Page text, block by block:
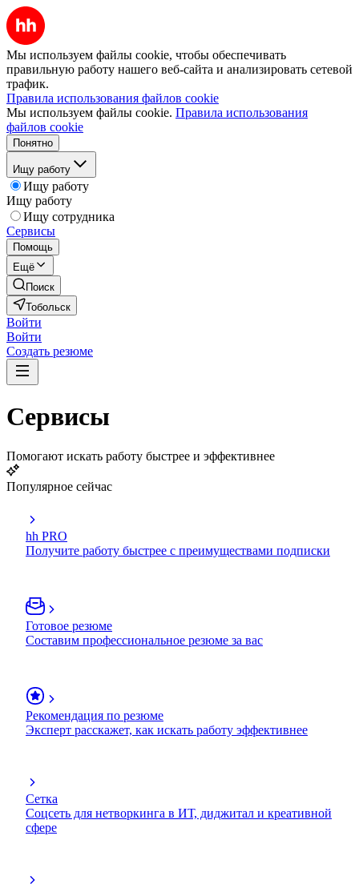
Мы используем файлы cookie, чтобы обеспечивать
правильную работу нашего веб-сайта и анализировать сетевой
трафик.
Правила использования файлов cookie
Мы используем файлы cookie. Правила использования
файлов cookie
Понятно
Ищу работу
Ищу работу
Ищу работу
Ищу сотрудника
Сервисы
Помощь
Ещё
Поиск
Тобольск
Войти
Войти
Создать резюме
Сервисы
Помогают искать работу быстрее и эффективнее
Популярное сейчас
hh PRO
Получите работу быстрее с преимуществами подписки
Готовое резюме
Составим профессиональное резюме за вас
Рекомендация по резюме
Эксперт расскажет, как искать работу эффективнее
Сетка
Соцсеть для нетворкинга в ИТ, диджитал и креативной
сфере